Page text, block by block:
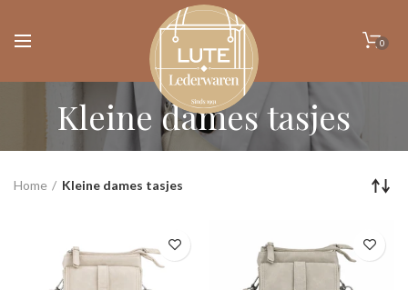
0
Kleine dames tasjes
Home Kleine dames tasjes